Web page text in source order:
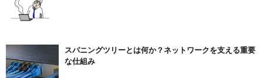
スパニングツリーとは何か？ネットワークを支える重要
な仕組み